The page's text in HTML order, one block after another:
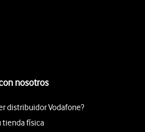
nosotros
distribuidor Vodafone?
tienda física